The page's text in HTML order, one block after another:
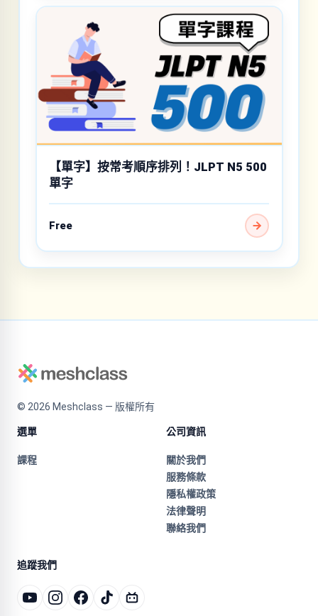
【單字】按常考順序排列！JLPT N5 500
單字
Free
© 2026 Meshclass — 版權所有
選單
課程
公司資訊
關於我們
服務條款
隱私權政策
法律聲明
聯絡我們
追蹤我們